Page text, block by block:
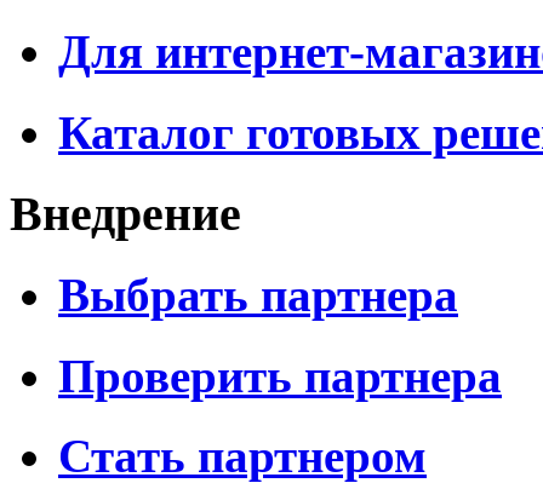
Для интернет-
Каталог готовых
Внедрение
Выбрать партнера
Проверить партнера
Стать партнером